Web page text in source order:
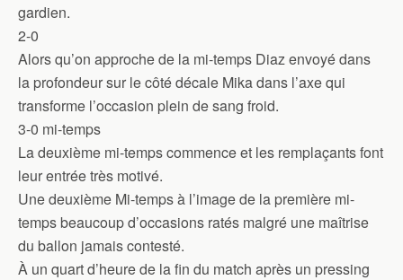
gardien.
2-0
Alors qu’on approche de la mi-temps Diaz envoyé dans
la profondeur sur le côté décale Mika dans l’axe qui
transforme l’occasion plein de sang froid.
3-0 mi-temps
La deuxième mi-temps commence et les remplaçants font
leur entrée très motivé.
Une deuxième Mi-temps à l’image de la première mi-
temps beaucoup d’occasions ratés malgré une maîtrise
du ballon jamais contesté.
À un quart d’heure de la fin du match après un pressing